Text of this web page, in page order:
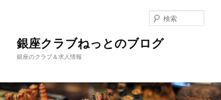
銀座クラブねっとのブログ
銀座のクラブ＆求人情報
索